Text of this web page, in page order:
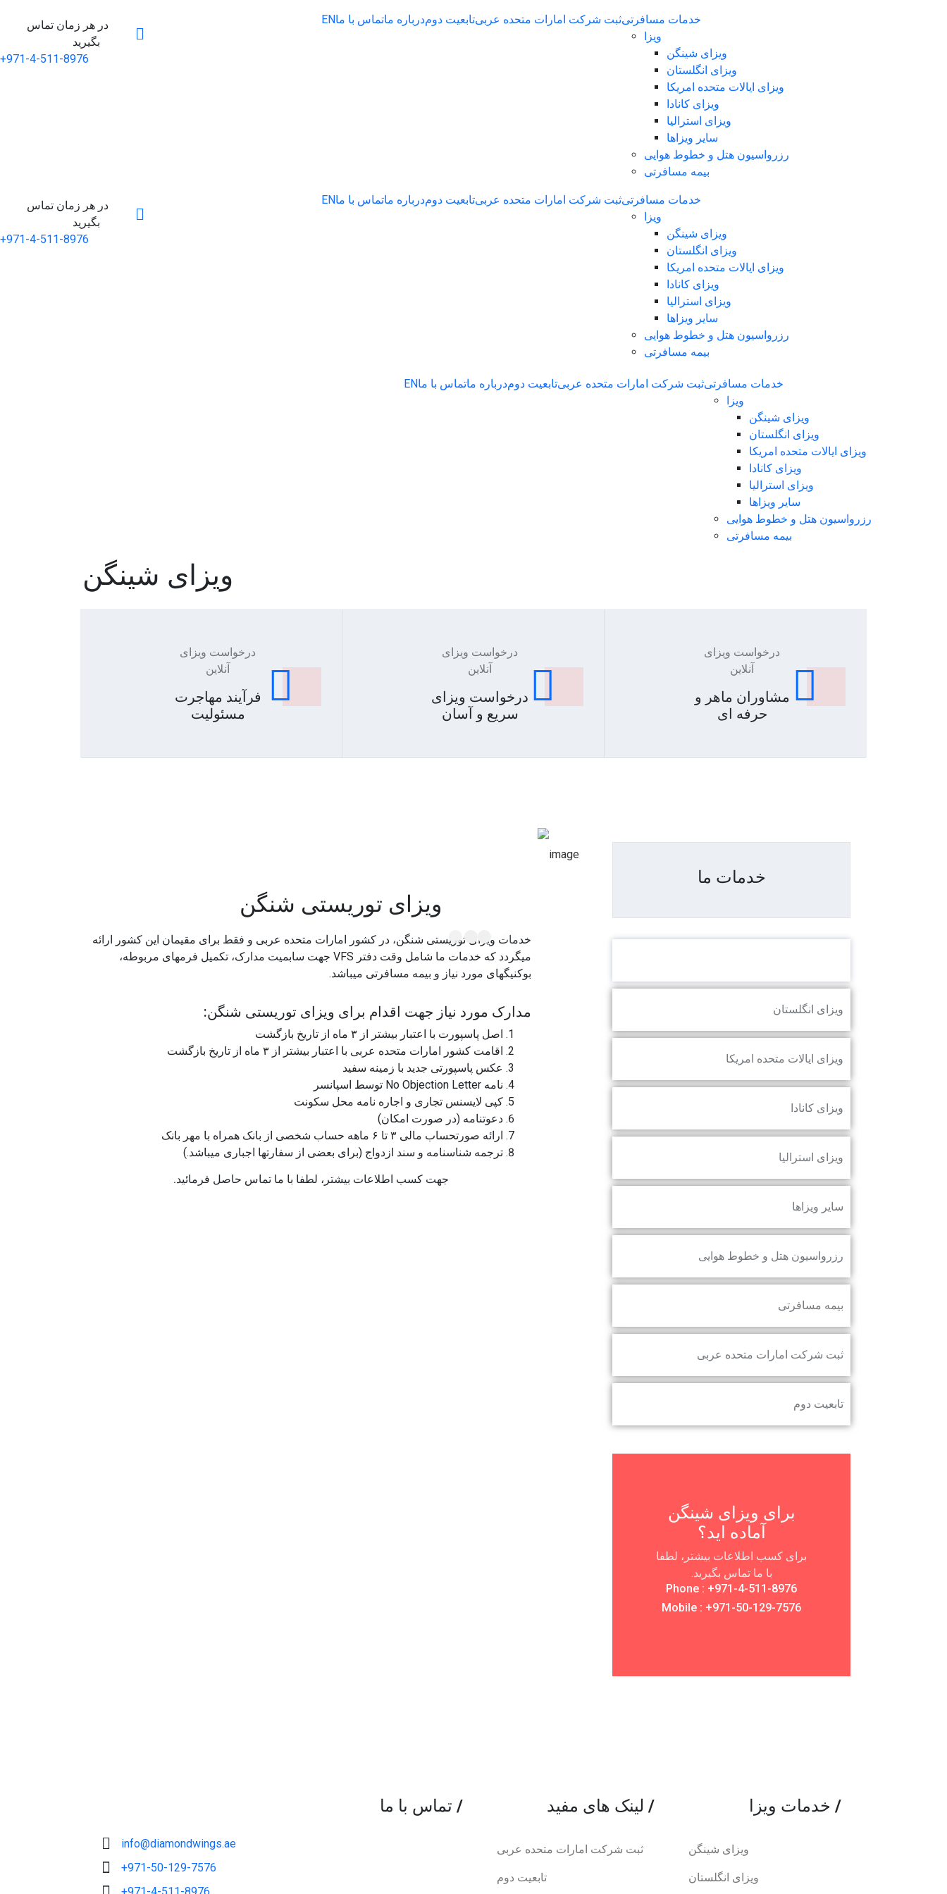
در هر زمان تماس
+971-4-511-8976
خدمات مسافرتی
ویزا
ویزای شینگن
ویزای انگلستان
ویزای ایالات متحده امریکا
ویزای کانادا
ویزای استرالیا
سایر ویزاها
رزرواسیون هتل و خطوط هوایی
بیمه مسافرتی
ثبت شرکت امارات متحده عربیتابعیت دومدرباره ماتماس با ماEN
در هر زمان تماس
+971-4-511-8976
خدمات مسافرتی
ویزا
ویزای شینگن
ویزای انگلستان
ویزای ایالات متحده امریکا
ویزای کانادا
ویزای استرالیا
سایر ویزاها
رزرواسیون هتل و خطوط هوایی
بیمه مسافرتی
ثبت شرکت امارات متحده عربیتابعیت دومدرباره ماتماس با ماEN
خدمات مسافرتی
ویزا
ویزای شینگن
ویزای انگلستان
ویزای ایالات متحده امریکا
ویزای کانادا
ویزای استرالیا
سایر ویزاها
رزرواسیون هتل و خطوط هوایی
بیمه مسافرتی
ثبت شرکت امارات متحده عربیتابعیت دومدرباره ماتماس با ماEN
ویزای شینگن
درخواست ویزای
آنلاین
فرآیند مهاجرت
مسئولیت
درخواست ویزای
آنلاین
درخواست ویزای
سریع و آسان
درخواست ویزای
آنلاین
مشاوران ماهر و
حرفه ای
ویزای توریستی شنگن
خدمات ویزای توریستی شنگن، در کشور امارات متحده عربی و فقط برای مقیمان این کشور ارائه
میگردد که خدمات ما شامل وقت دفتر VFS جهت سابمیت مدارک، تکمیل فرمهای مربوطه،
بوکنیگهای مورد نیاز و بیمه مسافرتی میباشد.
مدارک مورد نیاز جهت اقدام برای ویزای توریستی شنگن:
اصل پاسپورت با اعتبار بیشتر از ۳ ماه از تاریخ بازگشت
اقامت کشور امارات متحده عربی با اعتبار بیشتر از ۳ ماه از تاریخ بازگشت
عکس پاسپورتی جدید با زمینه سفید
نامه No Objection Letter توسط اسپانسر
کپی لایسنس تجاری و اجاره نامه محل سکونت
دعوتنامه (در صورت امکان)
ارائه صورتحساب مالی ۳ تا ۶ ماهه حساب شخصی از بانک همراه با مهر بانک
ترجمه شناسنامه و سند ازدواج (برای بعضی از سفارتها اجباری میباشد.)
جهت کسب اطلاعات بیشتر، لطفا با ما تماس حاصل فرمائید.
خدمات ما
ویزای انگلستان
ویزای ایالات متحده امریکا
ویزای کانادا
ویزای استرالیا
سایر ویزاها
رزرواسیون هتل و خطوط هوایی
بیمه مسافرتی
ثبت شرکت امارات متحده عربی
تابعیت دوم
برای ویزای شینگن
آماده اید؟
برای کسب اطلاعات بیشتر، لطفا
با ما تماس بگیرید.
Phone : +971-4-511-8976
Mobile : +971-50-129-7576
/
info@diamondwings.ae
+971-50-129-7576
/
ثبت شرکت امارات متحده عربی
تابعیت دوم
/
ویزای شینگن
ویزای انگلستان